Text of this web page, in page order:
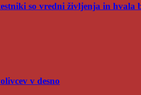
so vredni življenja in hvala
v desno